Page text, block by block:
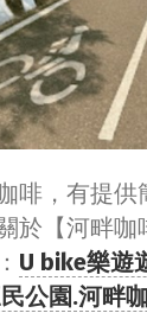
啡，有提供
於【河畔咖
U bike樂遊
公園.河畔